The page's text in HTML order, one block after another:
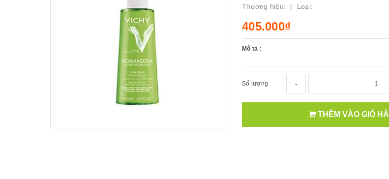
Thương hiệu: Loại:
405.000₫
Mô tả :
Số lượng -
THÊM VÀO GIỎ